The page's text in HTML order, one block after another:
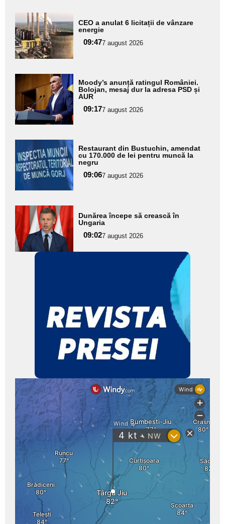
Adaugă
aici textul
pentru
subtitlu
CEO a anulat 6 licitații de vânzare
energie
09:477 august 2026
Adaugă
aici textul
pentru
subtitlu
Moody’s anunță ratingul României.
Bolojan, mesaj dur la adresa PSD și
AUR
09:177 august 2026
Adaugă
aici textul
pentru
subtitlu
Restaurant din Bustuchin, amendat
cu 170.000 de lei pentru muncă la
negru
09:067 august 2026
Adaugă
aici textul
pentru
subtitlu
Dunărea începe să crească în
Ungaria
09:027 august 2026